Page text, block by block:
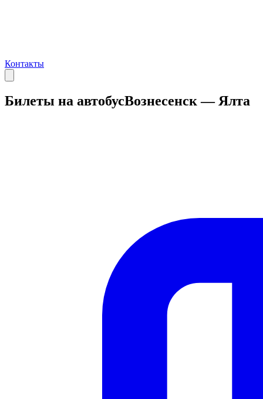
Контакты
Билеты на автобусВознесенск — Ялта